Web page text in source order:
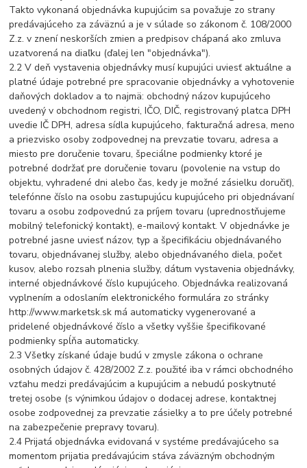
Takto vykonaná objednávka kupujúcim sa považuje zo strany
predávajúceho za záväznú a je v súlade so zákonom č. 108/2000
Z.z. v znení neskorších zmien a predpisov chápaná ako zmluva
uzatvorená na diaľku (ďalej len "objednávka").
2.2 V deň vystavenia objednávky musí kupujúci uviesť aktuálne a
platné údaje potrebné pre spracovanie objednávky a vyhotovenie
daňových dokladov a to najmä: obchodný názov kupujúceho
uvedený v obchodnom registri, IČO, DIČ, registrovaný platca DPH
uvedie IČ DPH, adresa sídla kupujúceho, fakturačná adresa, meno
a priezvisko osoby zodpovednej na prevzatie tovaru, adresa a
miesto pre doručenie tovaru, špeciálne podmienky ktoré je
potrebné dodržať pre doručenie tovaru (povolenie na vstup do
objektu, vyhradené dni alebo čas, kedy je možné zásielku doručiť),
telefónne číslo na osobu zastupujúcu kupujúceho pri objednávaní
tovaru a osobu zodpovednú za príjem tovaru (uprednostňujeme
mobilný telefonický kontakt), e-mailový kontakt. V objednávke je
potrebné jasne uviesť názov, typ a špecifikáciu objednávaného
tovaru, objednávanej služby, alebo objednávaného diela, počet
kusov, alebo rozsah plnenia služby, dátum vystavenia objednávky,
interné objednávkové číslo kupujúceho. Objednávka realizovaná
vyplnením a odoslaním elektronického formulára zo stránky
http://www.marketsk.sk má automaticky vygenerované a
pridelené objednávkové číslo a všetky vyššie špecifikované
podmienky spĺňa automaticky.
2.3 Všetky získané údaje budú v zmysle zákona o ochrane
osobných údajov č. 428/2002 Z.z. použité iba v rámci obchodného
vzťahu medzi predávajúcim a kupujúcim a nebudú poskytnuté
tretej osobe (s výnimkou údajov o dodacej adrese, kontaktnej
osobe zodpovednej za prevzatie zásielky a to pre účely potrebné
na zabezpečenie prepravy tovaru).
2.4 Prijatá objednávka evidovaná v systéme predávajúceho sa
momentom prijatia predávajúcim stáva záväzným obchodným